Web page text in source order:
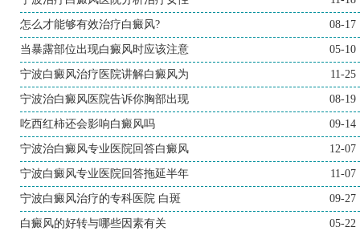
怎么才能够有效治疗白癜风? 08-17
当暴露部位出现白癜风时应该注意 05-10
宁波白癜风治疗医院讲解白癜风为 11-25
宁波治白癜风医院告诉你胸部出现 08-19
吃西红柿还会影响白癜风吗 09-14
宁波治白癜风专业医院回答白癜风 12-07
宁波白癜风专业医院回答拖延半年 11-07
宁波白癜风治疗的专科医院 白斑 09-27
白癜风的好转与哪些因素有关 05-22